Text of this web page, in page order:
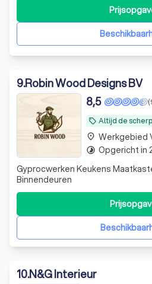
maat gemaakt. Met kwalitatieve materialen,
gecontroleerde
9.Robin Wood Designs BV
local_offer Altijd de
8,5
Gyprocwerken Keukens Maatkasten Kleine renovaties
Binnendeuren
place Werkgebied
timelapse Opgericht in
10.N&G Interieur